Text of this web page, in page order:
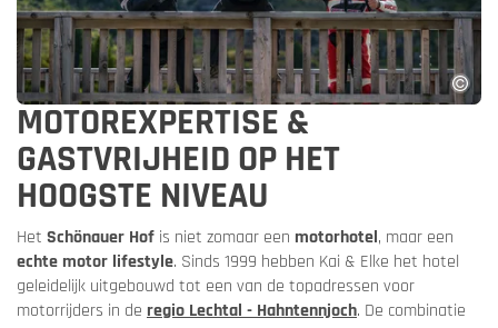
MOTOREXPERTISE &
GASTVRIJHEID OP HET
HOOGSTE NIVEAU
Het Schönauer Hof is niet zomaar een motorhotel, maar een
echte motor lifestyle. Sinds 1999 hebben Kai & Elke het hotel
geleidelijk uitgebouwd tot een van de topadressen voor
motorrijders in de regio Lechtal - Hahntennjoch. De combinatie